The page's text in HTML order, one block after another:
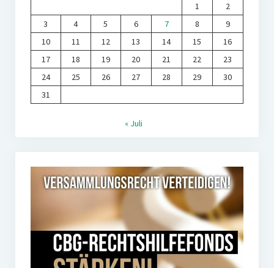
1
2
3
4 5 6 7 8
9
10
11 12 13 14 15
16
17
18 19 20 21 22
23
24
25 26 27 28 29
30
31
« Juli